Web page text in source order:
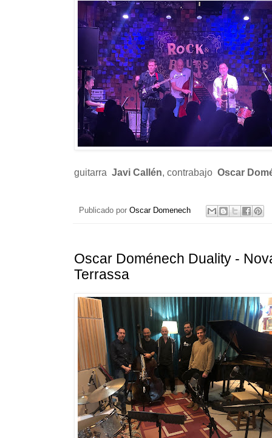
guitarra Javi Callén, contrabajo Oscar
Publicado por Oscar Domenech
Oscar Doménech Duality -
Terrassa